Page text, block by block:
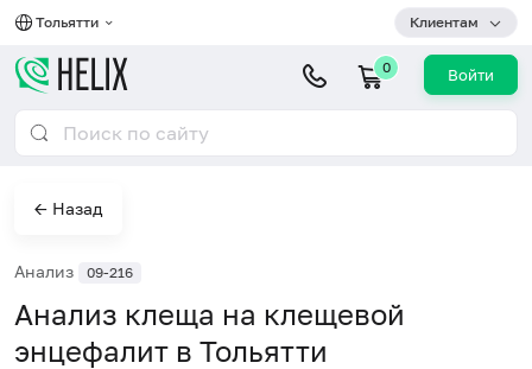
Тольятти Клиентам
0 Войти
← Назад
Анализ 09-216
Анализ клеща на клещевой
энцефалит в Тольятти